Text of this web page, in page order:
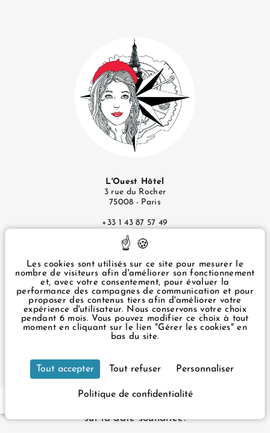
3 rue du Rocher Paris 75008 France
L'Ouest Hôtel
3 rue du Rocher
75008 - Paris
+33 1 43 87 57 49
infos@ouesthotel.com
Mentions Légales
Politique de Confidentialité
Gérer les cookies
Notre hôtel est accessible aux personnes à mobilité
ascenseur accueillant les fauteuils de 60cm de large
maximum.
Pour votre réservation, veuillez prendre contact avec
sur la date souhaitée.
Les cookies sont utilisés sur ce site pour mesurer le
nombre de visiteurs afin d'améliorer son fonctionnement
et, avec votre consentement, pour évaluer la
performance des campagnes de communication et pour
proposer des contenus tiers afin d'améliorer votre
expérience d'utilisateur. Nous conservons votre choix
pendant 6 mois. Vous pouvez modifier ce choix à tout
moment en cliquant sur le lien "Gérer les cookies" en
bas du site.
Tout accepter Tout refuser Personnaliser
Politique de confidentialité